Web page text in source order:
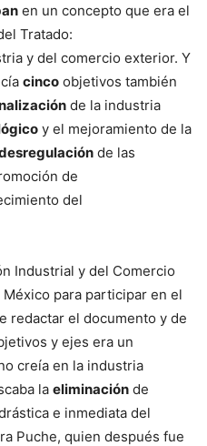
en un concepto que era el
Tratado:
y del comercio exterior. Y
cinco objetivos también
de la industria
y el mejoramiento de la
de las
de
del
Industrial y del Comercio
México para participar en el
redactar el documento y de
y ejes era un
creía en la industria
la eliminación de
e inmediata del
Puche, quien después fue